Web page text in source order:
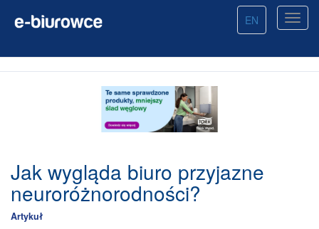
EN
Jak wygląda biuro przyjazne
neuroróżnorodności?
Artykuł